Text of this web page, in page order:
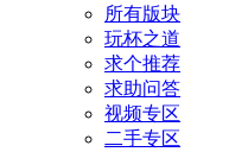
所有版块
玩杯之道
求个推荐
求助问答
视频专区
二手专区